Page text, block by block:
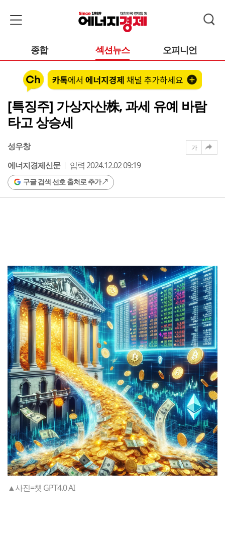
종합 섹션뉴스 오피니언
[특징주] 가상자산株, 과세 유예 바람
타고 상승세
성우창
에너지경제신문
입력 2024.12.02 09:19
구글 검색 선호 출처로 추가
가
▲사진=챗 GPT4.0 AI